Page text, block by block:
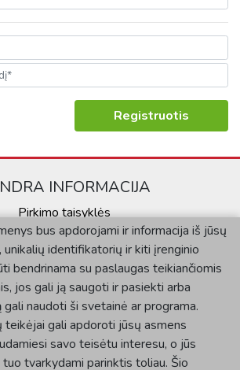
Registruotis
INFORMACIJA
Pirkimo taisyklės
Kontaktai
Privatumo politika
KLIENTAMS
Mano paskyra
Užsakymų istorija
SKLAIDA
bus apdorojami ir informacija iš jūsų
unikalių identifikatorių ir kiti įrenginio
bendrinama su paslaugas teikiančiomis
jos gali ją saugoti ir pasiekti arba
naudoti ši svetainė ar programa.
teikėjai gali apdoroti jūsų asmens
savo teisėtu interesu, o jūs
tvarkydami parinktis toliau. Šio